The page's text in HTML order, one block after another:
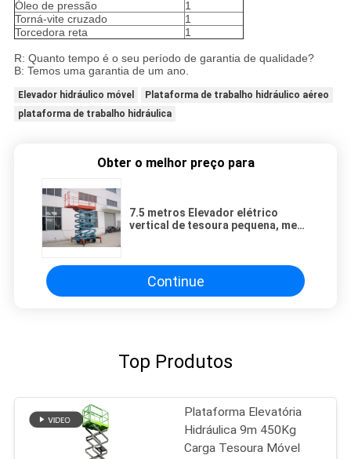
Óleo de pressão
1
Torná-vite cruzado
1
Torcedora reta
1
R: Quanto tempo é o seu período de garantia de qualidade?
B: Temos uma garantia de um ano.
Elevador hidráulico móvel
Plataforma de trabalho hidráulico aéreo
plataforma de trabalho hidráulica
Obter o melhor preço para
7.5 metros Elevador elétrico
vertical de tesoura pequena, mesa
Continue
Top Produtos
Plataforma Elevatória
Hidráulica 9m 450Kg
Carga Tesoura Móvel